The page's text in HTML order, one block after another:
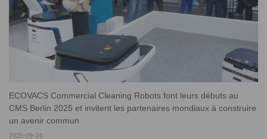
ECOVACS Commercial Cleaning Robots font leurs débuts au
CMS Berlin 2025 et invitent les partenaires mondiaux à construire
un avenir commun
2025-09-24